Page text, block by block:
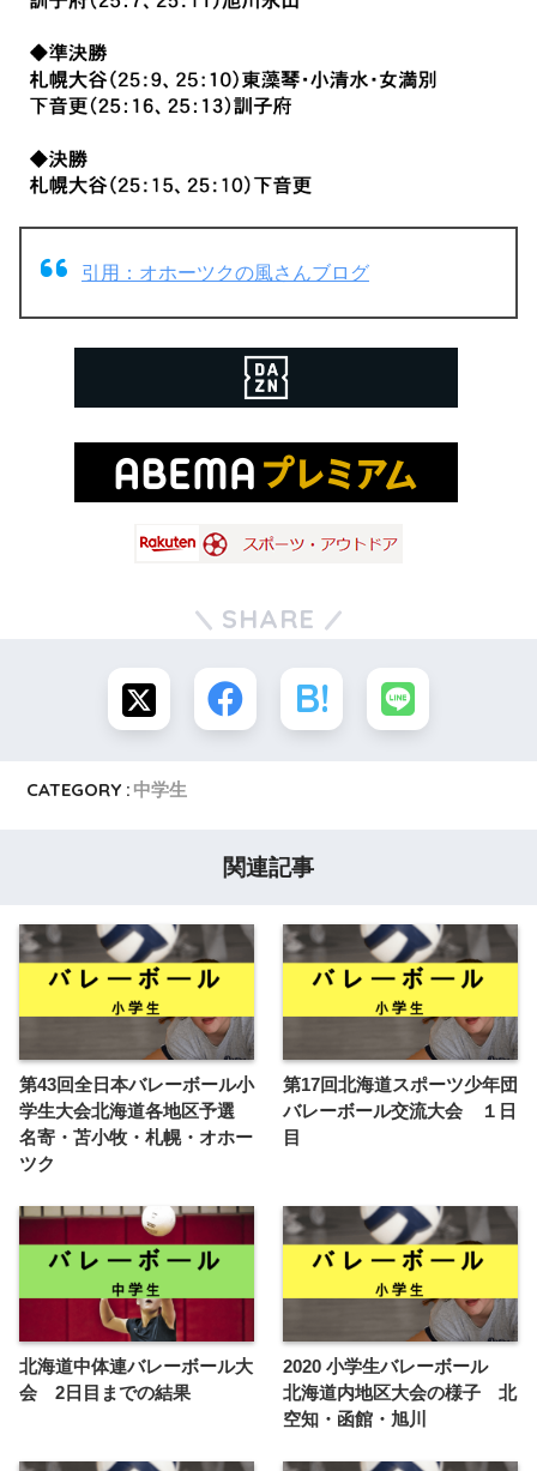
引用：オホーツクの風さんブログ
SHARE
CATEGORY : 中学生
関連記事
第43回全日本バレーボール小
学生大会北海道各地区予選
名寄・苫小牧・札幌・オホー
ツク
第17回北海道スポーツ少年団
バレーボール交流大会 １日
目
北海道中体連バレーボール大
会 2日目までの結果
2020 小学生バレーボール
北海道内地区大会の様子 北
空知・函館・旭川